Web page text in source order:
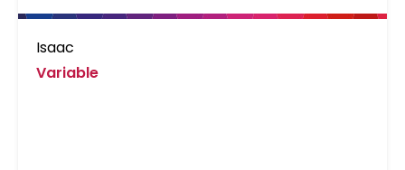
Isaac
Variable